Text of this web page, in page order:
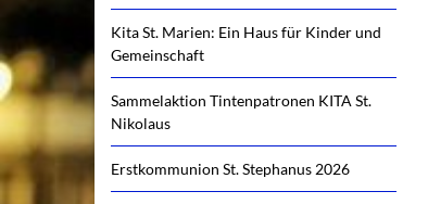
Kita St. Marien: Ein Haus für Kinder und
Gemeinschaft
Sammelaktion Tintenpatronen KITA St.
Nikolaus
Erstkommunion St. Stephanus 2026